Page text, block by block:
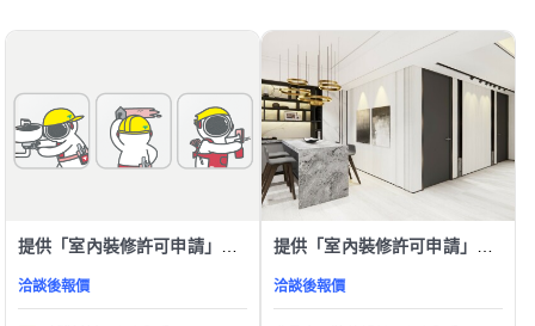
洽談後報價 洽談後報價